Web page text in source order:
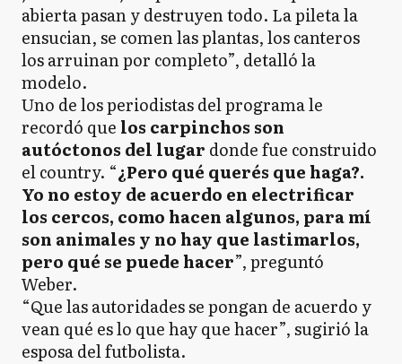
abierta pasan y destruyen todo. La pileta la
ensucian, se comen las plantas, los canteros
los arruinan por completo”, detalló la
modelo.
Uno de los periodistas del programa le
recordó que los carpinchos son
autóctonos del lugar donde fue construido
el country. “¿Pero qué querés que haga?.
Yo no estoy de acuerdo en electrificar
los cercos, como hacen algunos, para mí
son animales y no hay que lastimarlos,
pero qué se puede hacer”, preguntó
Weber.
“Que las autoridades se pongan de acuerdo y
vean qué es lo que hay que hacer”, sugirió la
esposa del futbolista.